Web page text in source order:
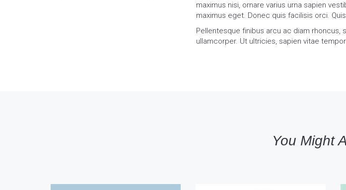
maximus nisi, ornare varius urna sapien
maximus eget. Donec quis facilisis orci.
Pellentesque finibus arcu ac diam
ullamcorper. Ut ultricies, sapien vitae
You Might